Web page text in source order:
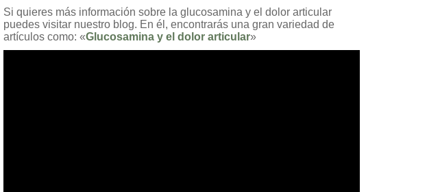
Si quieres más información sobre la glucosamina y el dolor articular
puedes visitar nuestro blog. En él, encontrarás una gran variedad de
artículos como: «Glucosamina y el dolor articular»